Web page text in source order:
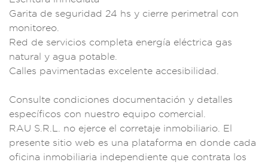
Garita de seguridad 24 hs y cierre perimetral con
monitoreo.
Red de servicios completa energía eléctrica gas
natural y agua potable.
Ca lles pavimentadas excelente accesibilidad.
Consulte condiciones documentación y detalles
específicos con nuestro equipo comercial.
RAU S.R.L. no ejerce el corretaje inmobil iario. El
presente sitio web es una plataforma en donde cada
oficina inmobiliaria independiente que contrata los